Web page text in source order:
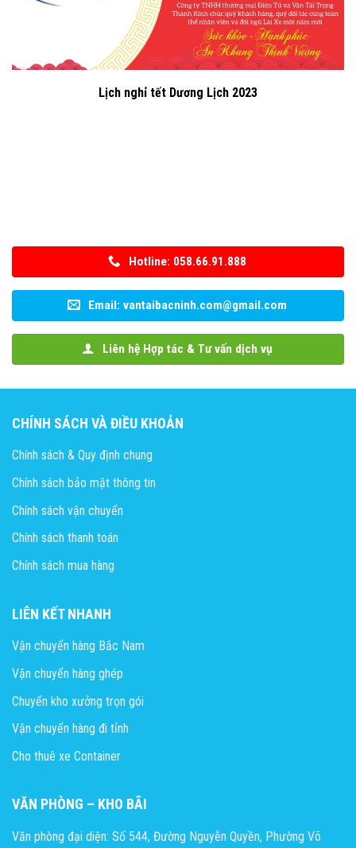
Lịch nghỉ tết Dương Lịch 2023
Hotline: 058.66.91.888
Email: vantaibacninh.com@gmail.com
Liên hệ Hợp tác & Tư vấn dịch vụ
CHÍNH SÁCH VÀ ĐIỀU KHOẢN
Chính sách & Quy định chung
Chính sách bảo mật thông tin
Chính sách vận chuyển
Chính sách thanh toán
Chính sách mua hàng
LIÊN KẾT NHANH
Vận chuyển hàng Bắc Nam
Vận chuyển hàng ghép
Chuyển kho xưởng trọn gói
Vận chuyển hàng đi tỉnh
Cho thuê xe Container
VĂN PHÒNG – KHO BÃI
Văn phòng đại diện: Số 544, Đường Nguyễn Quyền, Phường Võ